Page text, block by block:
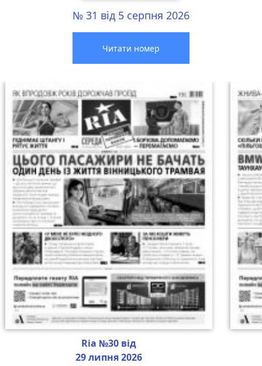
№ 31 від 5 серпня 2026
Читати номер
Ria №30 від
29 липня 2026